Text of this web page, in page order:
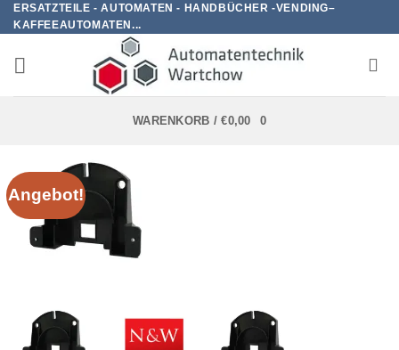
Zum
Inhalt
springen
ERSATZTEILE - AUTOMATEN - HANDBÜCHER -VENDING–
KAFFEEAUTOMATEN...
WARENKORB /€0,00 0
Angebot!